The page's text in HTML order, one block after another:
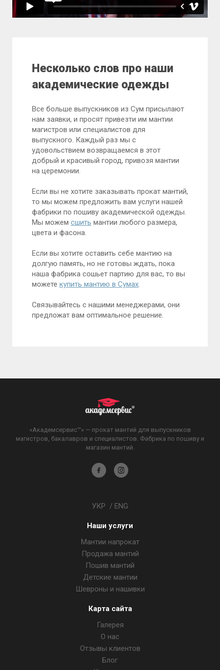
Несколько слов про наши
академические одежды
Все больше выпускников из Сум присылают
нам заявки, и просят привезти им мантии
магистров или специалистов для
выпускного. Каждый раз мы с
удовольствием возвращаемся в этот
добрый и красивый город, привозя мантии
на церемонии.
Если вы не хотите заказывать прокат мантий,
то мы можем предложить вам услуги нашей
фабрики по пошиву академической одежды.
Мы можем сшить мантии любого размера,
цвета и фасона.
Если вы хотите оставить себе мантию на
долгую память, но не готовы ждать, пока
наша фабрика сошьет партию для вас, то вы
можете купить мантию в Сумах.
Связывайтесь с нашими менеджерами, они
предложат вам оптимальное решение.
«Академсервис™» — прокат мантий для выпускников
магистров, бакалавров и специалистов. Фабрика по пошиву и
магазин мантий.
Академсервис
УКР / ENG
Наши услуги
Мантии напрокат
Продажа мантий
Пошив мантий
Детские мантии
Шевроны и нашивки
Карта сайта
Галерея
О нас
Отзывы клиентов
Блог